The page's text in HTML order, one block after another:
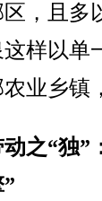
，且多
样以单
业乡镇
动之“独”